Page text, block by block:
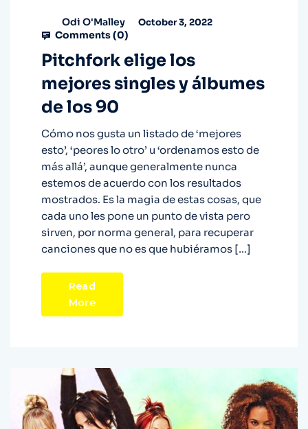
Odi O'Malley October 3, 2022
Comments (0)
Pitchfork elige los
mejores singles y álbumes
de los 90
Cómo nos gusta un listado de ‘mejores
esto’, ‘peores lo otro’ u ‘ordenamos esto de
más allá’, aunque generalmente nunca
estemos de acuerdo con los resultados
mostrados. Es la magia de estas cosas, que
cada uno les pone un punto de vista pero
sirven, por norma general, para recuperar
canciones que no es que hubiéramos […]
Read
More